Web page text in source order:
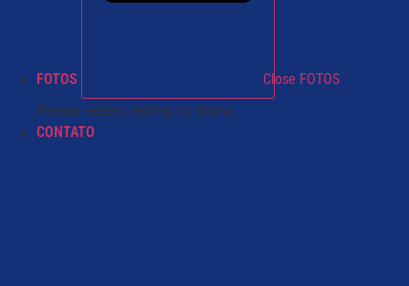
FOTOS Close FOTOS
Please select listing to show.
CONTATO